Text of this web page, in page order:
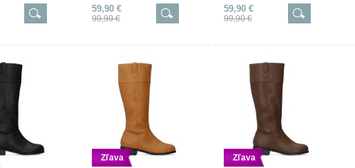
59,90 €
99,90 €
59,90 €
99,90 €
Zľava Zľava